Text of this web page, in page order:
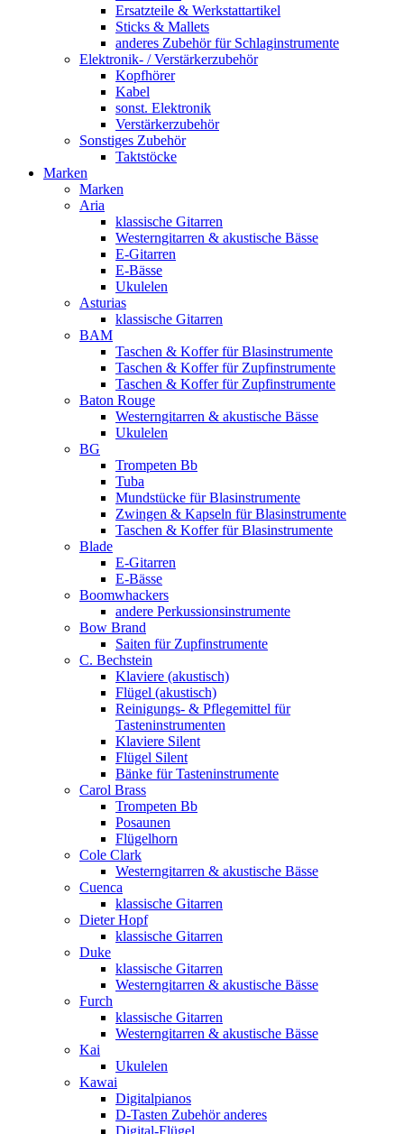
Ersatzteile & Werkstattartikel
Sticks & Mallets
anderes Zubehör für Schlaginstrumente
Elektronik- / Verstärkerzubehör
Kopfhörer
Kabel
sonst. Elektronik
Verstärkerzubehör
Sonstiges Zubehör
Taktstöcke
Marken
Marken
Aria
klassische Gitarren
Westerngitarren & akustische Bässe
E-Gitarren
E-Bässe
Ukulelen
Asturias
klassische Gitarren
BAM
Taschen & Koffer für Blasinstrumente
Taschen & Koffer für Zupfinstrumente
Taschen & Koffer für Zupfinstrumente
Baton Rouge
Westerngitarren & akustische Bässe
Ukulelen
BG
Trompeten Bb
Tuba
Mundstücke für Blasinstrumente
Zwingen & Kapseln für Blasinstrumente
Taschen & Koffer für Blasinstrumente
Blade
E-Gitarren
E-Bässe
Boomwhackers
andere Perkussionsinstrumente
Bow Brand
Saiten für Zupfinstrumente
C. Bechstein
Klaviere (akustisch)
Flügel (akustisch)
Reinigungs- & Pflegemittel für
Tasteninstrumenten
Klaviere Silent
Flügel Silent
Bänke für Tasteninstrumente
Carol Brass
Trompeten Bb
Posaunen
Flügelhorn
Cole Clark
Westerngitarren & akustische Bässe
Cuenca
klassische Gitarren
Dieter Hopf
klassische Gitarren
Duke
klassische Gitarren
Westerngitarren & akustische Bässe
Furch
klassische Gitarren
Westerngitarren & akustische Bässe
Kai
Ukulelen
Kawai
Digitalpianos
D-Tasten Zubehör anderes
Digital-Flügel